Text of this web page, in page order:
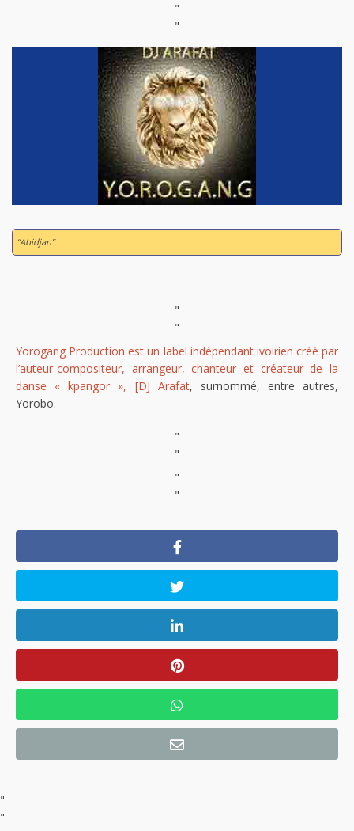
"
"
“Abidjan”
"
"
Yorogang Production est un label indépendant ivoirien créé par
l’auteur-compositeur, arrangeur, chanteur et créateur de la
danse « kpangor », [DJ Arafat, surnommé, entre autres,
Yorobo.
"
"
"
"
"
"